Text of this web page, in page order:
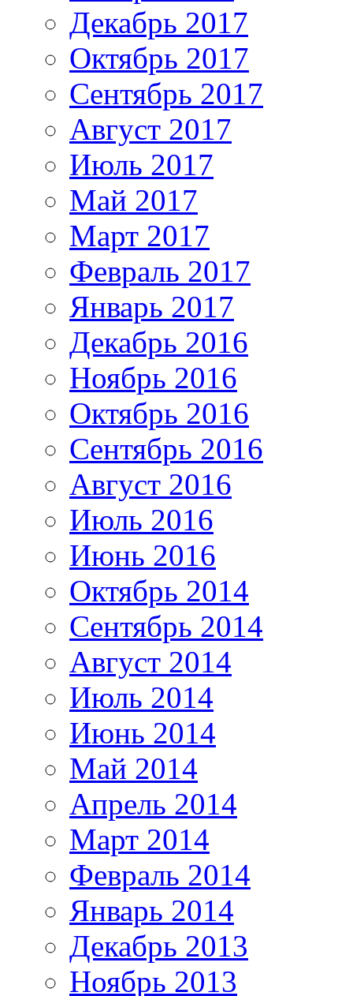
Декабрь 2017
Октябрь 2017
Сентябрь 2017
Август 2017
Июль 2017
Май 2017
Март 2017
Февраль 2017
Январь 2017
Декабрь 2016
Ноябрь 2016
Октябрь 2016
Сентябрь 2016
Август 2016
Июль 2016
Июнь 2016
Октябрь 2014
Сентябрь 2014
Август 2014
Июль 2014
Июнь 2014
Май 2014
Апрель 2014
Март 2014
Февраль 2014
Январь 2014
Декабрь 2013
Ноябрь 2013